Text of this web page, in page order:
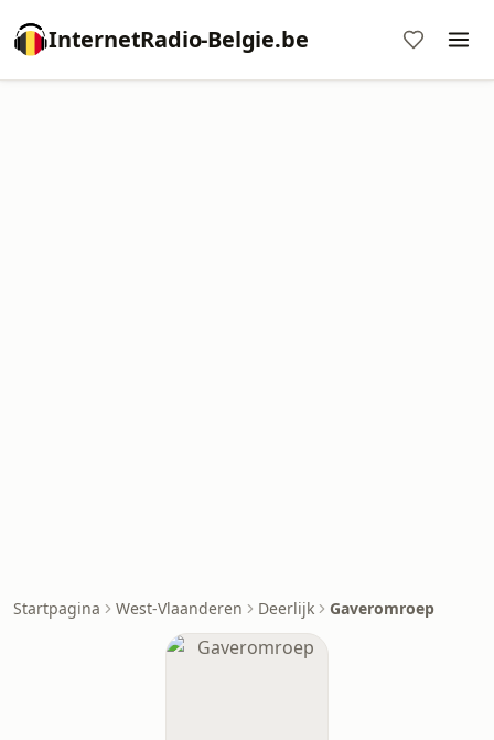
InternetRadio-Belgie.be
Startpagina West-Vlaanderen Deerlijk Gaveromroep